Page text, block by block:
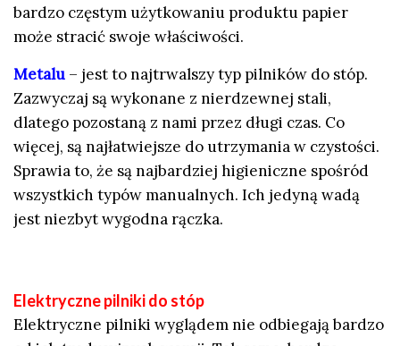
bardzo częstym użytkowaniu produktu papier
może stracić swoje właściwości.
Metalu – jest to najtrwalszy typ pilników do stóp.
Zazwyczaj są wykonane z nierdzewnej stali,
dlatego pozostaną z nami przez długi czas. Co
więcej, są najłatwiejsze do utrzymania w czystości.
Sprawia to, że są najbardziej higieniczne spośród
wszystkich typów manualnych. Ich jedyną wadą
jest niezbyt wygodna rączka.
Elektryczne pilniki do stóp
Elektryczne pilniki wyglądem nie odbiegają bardzo